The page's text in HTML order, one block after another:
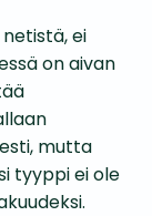
ei
on aivan
mutta
tyyppi ei ole